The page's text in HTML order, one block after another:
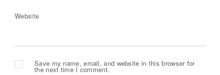
Website
Save my name, email, and website in this browser for
the next time I comment.